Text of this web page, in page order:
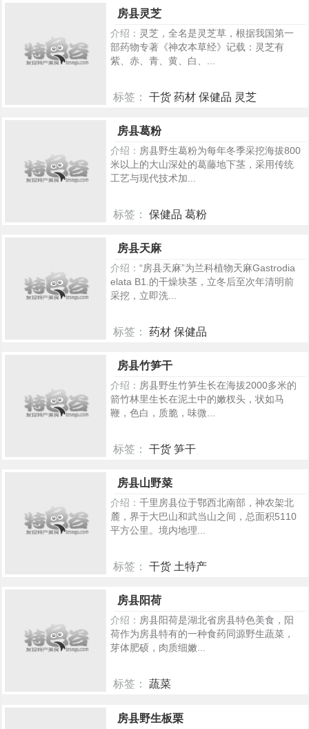
房县灵芝
介绍： 灵芝，全名是灵芝草，根据我国第一
部药物专著《神农本草经》记载：灵芝有
紫、赤、青、黄、白、...
标签： 干货 药材 保健品 灵芝
房县葛粉
介绍： 房县野生葛粉为每年冬季采挖海拔800
米以上的大山深处的葛藤地下茎，采用传统
工艺与现代技术加...
标签： 保健品 葛粉
房县天麻
介绍： “房县天麻”为兰科植物天麻Gastrodia
elata B1.的干燥块茎，立冬后至次年清明前
采挖，立即洗...
标签： 药材 保健品
房县竹笋干
介绍： 房县野生竹笋生长在海拔2000多米的
箭竹林里生长在泥土中的嫩杈头，状如马
鞭，色白，质脆，味微...
标签： 干货 笋干
房县山野菜
介绍： 千里房县位于鄂西北南部，神农架北
麓，界于大巴山和武当山之间，总面积5110
平方公里。境内地理...
标签： 干货 土特产
房县阳荷
介绍： 房县阳荷是湖北省房县特色美食，阳
荷作为房县特有的一种食药同源野生蔬菜，
芽体肥硕，肉质细嫩...
标签： 蔬菜
房县野生板栗